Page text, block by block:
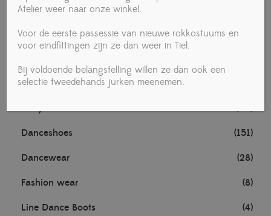
Voedingsmiddelen
Vrouw (281)
Ballet
Daily use (20)
Danceshoes (151)
Dancewear (28)
Fashion wear (8)
Line Dance Boots (4)
Atelier weer naar onze winkel.
Voor de eerste passessie van nieuwe rokkostuums en
voor eindfittingen zijn ze dan weer in Tiel.
Bij voldoende belangstelling willen ze dan ook een
selectie tweedehands jurken meenemen.